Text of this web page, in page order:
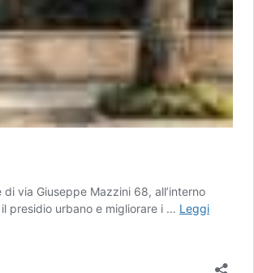
via Giuseppe Mazzini 68, all’interno
presidio urbano e migliorare i … Leggi